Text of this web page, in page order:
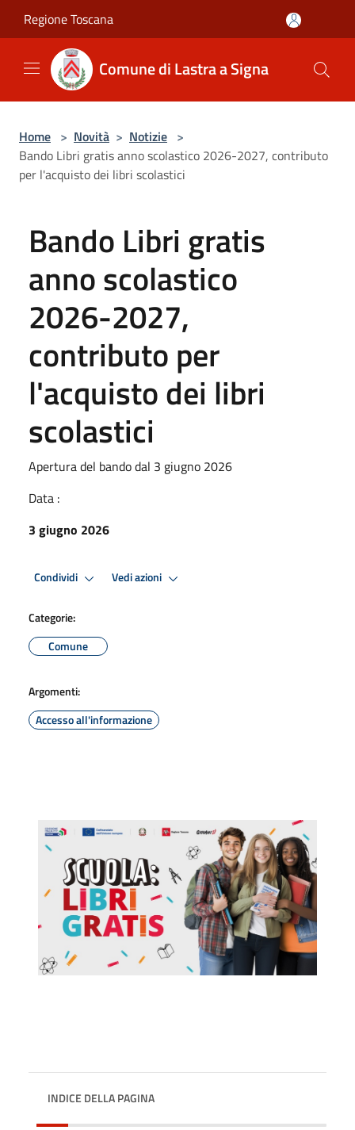
Regione Toscana
Comune di Lastra a Signa
Home > Novità > Notizie >
Bando Libri gratis anno scolastico 2026-2027, contributo
per l'acquisto dei libri scolastici
Bando Libri gratis
anno scolastico
2026-2027,
contributo per
l'acquisto dei libri
scolastici
Apertura del bando dal 3 giugno 2026
Data :
3 giugno 2026
Condividi Vedi azioni
Categorie:
Comune
Argomenti:
Accesso all'informazione
INDICE DELLA PAGINA